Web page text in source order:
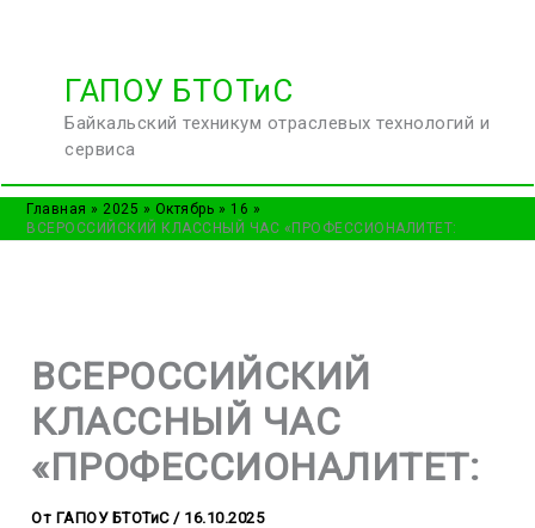
содержимому
ГАПОУ БТОТиС
Байкальский техникум отраслевых технологий и
сервиса
Главная 2025 Октябрь
16
ВСЕРОССИЙСКИЙ КЛАССНЫЙ ЧАС «ПРОФЕССИОНАЛИТЕТ:
ВСЕРОССИЙСКИЙ
КЛАССНЫЙ ЧАС
«ПРОФЕССИОНАЛИТЕТ:
От ГАПОУ БТОТиС / 16.10.2025